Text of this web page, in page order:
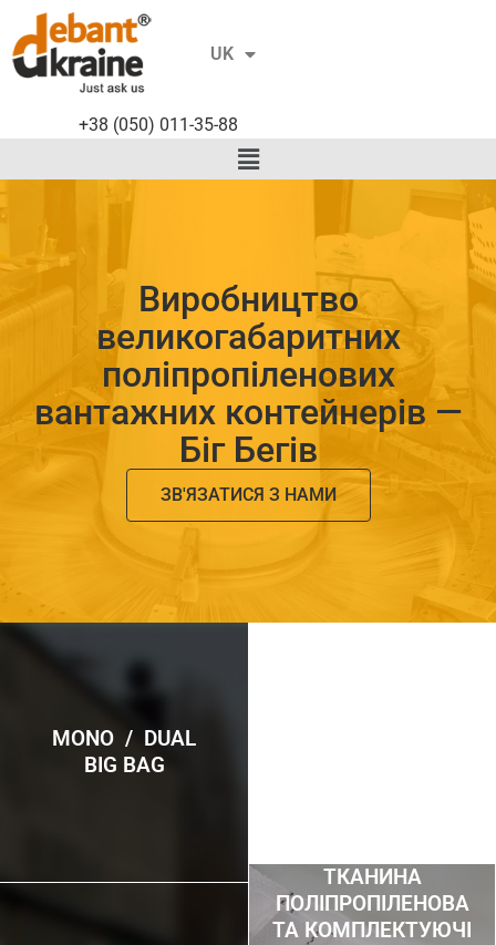
UK
EN
+38 (050) 011-35-88
Виробництво
великогабаритних
поліпропіленових
вантажних контейнерів —
Біг Бегів
ЗВ'ЯЗАТИСЯ З НАМИ
MONO / DUAL
BIG BAG
ТКАНИНА
ПОЛІПРОПІЛЕНОВА
ТА КОМПЛЕКТУЮЧІ